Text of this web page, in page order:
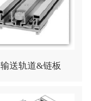
输送轨道&链板